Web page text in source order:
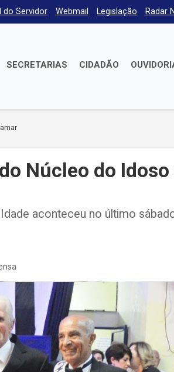
do Servidor Webmail Legislação Radar
SECRETARIAS CIDADÃO
Núcleo do Idoso
aconteceu no último